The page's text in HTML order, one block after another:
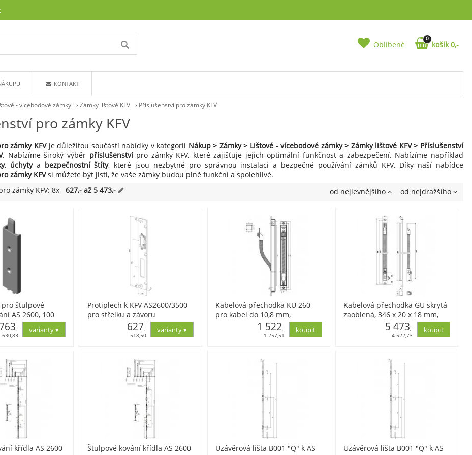
- vícebodové zámky ›Zámky lištové KFV › Příslušenství pro zámky KFV
pro zámky KFV
zámky KFVje důležitou součástí nabídky v kategorii Nákup > Zámky > Lištové - vícebodové zámky > Zámky lištové KFV > Příslušenství
. Nabízíme široký výběr příslušenstvípro zámky KFV, které zajišťuje jejich optimální funkčnost a zabezpečení. Nabízíme například
, úchytya bezpečnostní štíty, které jsou nezbytné pro správnou instalaci a bezpečné používání zámků KFV. Díky naší nabídce
zámky KFVsi můžete být jisti, že vaše zámky budou plně funkční a spolehlivé.
od nejlevnějšího
od nejdražšího
zámky KFV: 8x 627,- až 5 473,-
štulpové
AS 2600, 100
,-
630,83
Protiplech k KFV AS2600/3500
pro střelku a závoru
250x28x9x3mm,levý, pozink
627,-
518,50
Kabelová přechodka KÜ 260
pro kabel do 10,8 mm,
260x24x17,5 mm, nerez
1 522,-
1 257,51
Kabelová přechodka GU skrytá
zaoblená, 346 x 20 x 18 mm,
5 473,-
4 522,73
křídla AS 2600
Štulpové kování křídla AS 2600
Uzávěrová lišta B001 "Q" k AS
Uzávěrová lišta B001 "Q" k AS
KONTAKT
Oblíbené
0
košík 0,-